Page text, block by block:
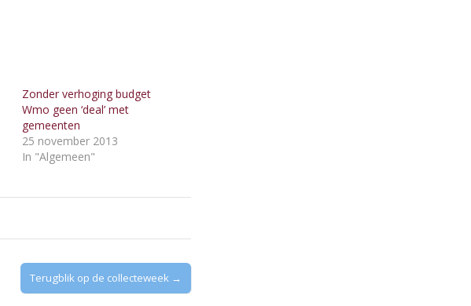
Zonder verhoging budget
Wmo geen ‘deal’ met
gemeenten
25 november 2013
In "Algemeen"
Terugblik op de collecteweek →